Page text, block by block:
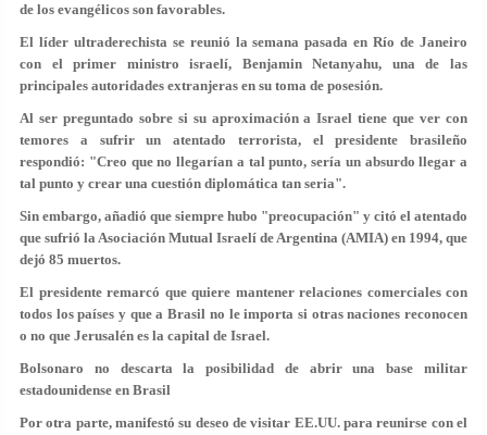
de los evangélicos son favorables.
El líder ultraderechista se reunió la semana pasada en Río de Janeiro
con el primer ministro israelí, Benjamin Netanyahu, una de las
principales autoridades extranjeras en su toma de posesión.
Al ser preguntado sobre si su aproximación a Israel tiene que ver con
temores a sufrir un atentado terrorista, el presidente brasileño
respondió: "Creo que no llegarían a tal punto, sería un absurdo llegar a
tal punto y crear una cuestión diplomática tan seria".
Sin embargo, añadió que siempre hubo "preocupación" y citó el atentado
que sufrió la Asociación Mutual Israelí de Argentina (AMIA) en 1994, que
dejó 85 muertos.
El presidente remarcó que quiere mantener relaciones comerciales con
todos los países y que a Brasil no le importa si otras naciones reconocen
o no que Jerusalén es la capital de Israel.
Bolsonaro no descarta la posibilidad de abrir una base militar
estadounidense en Brasil
Por otra parte, manifestó su deseo de visitar EE.UU. para reunirse con el